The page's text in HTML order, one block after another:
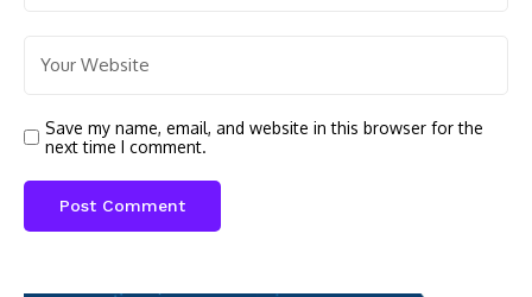
Save my name, email, and website in this browser for the
next time I comment.